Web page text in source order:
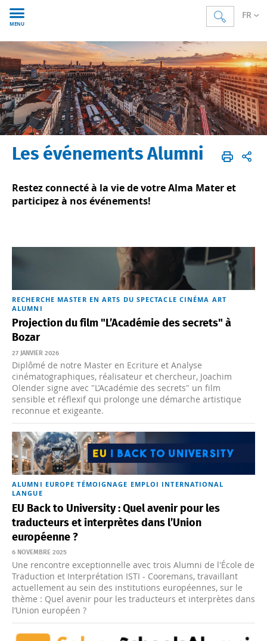
FR
MENU
Psycho PSYTC FR Bas de page Évènements
Les événements Alumni
Restez connecté à la vie de votre Alma Mater et
participez à nos événements!
RECHERCHE MASTER EN ARTS DU SPECTACLE CINÉMA ART
ALUMNI
Projection du film "L’Académie des secrets" à
Bozar
27 JANVIER 2026
Diplômé de notre Master en Ecriture et Analyse
cinématographiques, réalisateur et chercheur, Joachim
Olender signe avec "L’Académie des secrets" un film
sensible et réflexif qui prolonge une démarche artistique
reconnue et exigeante.
ALUMNI EUROPE TÉMOIGNAGE EMPLOI INTERNATIONAL
LANGUE
EU Back to University : Quel avenir pour les
traducteurs et interprètes dans l’Union
européenne ?
6 NOVEMBRE 2025
Une rencontre exceptionnelle avec trois Alumni de l'École de
Traduction et Interprétation ISTI - Cooremans, travaillant
actuellement au sein des institutions européennes, sur le
thème : Quel avenir pour les traducteurs et interprètes dans
l’Union européen ?